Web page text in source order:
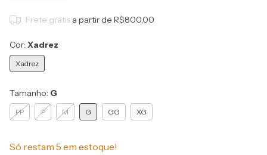
Frete grátis a partir de R$800,00
Cor: Xadrez
Xadrez
Tamanho: G
PP P M G GG XG
Só restam 5 em estoque!